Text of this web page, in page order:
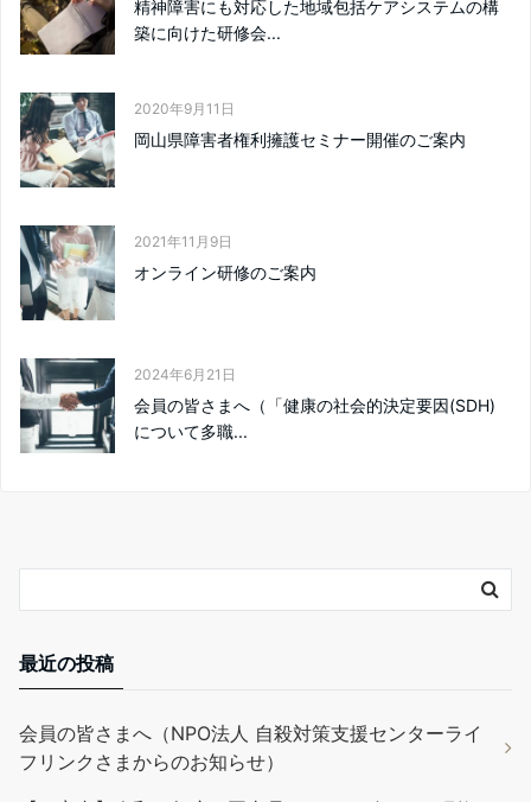
精神障害にも対応した地域包括ケアシステムの構
築に向けた研修会...
2020年9月11日
岡山県障害者権利擁護セミナー開催のご案内
2021年11月9日
オンライン研修のご案内
2024年6月21日
会員の皆さまへ（「健康の社会的決定要因(SDH)
について多職...
最近の投稿
会員の皆さまへ（NPO法人 自殺対策支援センターライ
フリンクさまからのお知らせ）